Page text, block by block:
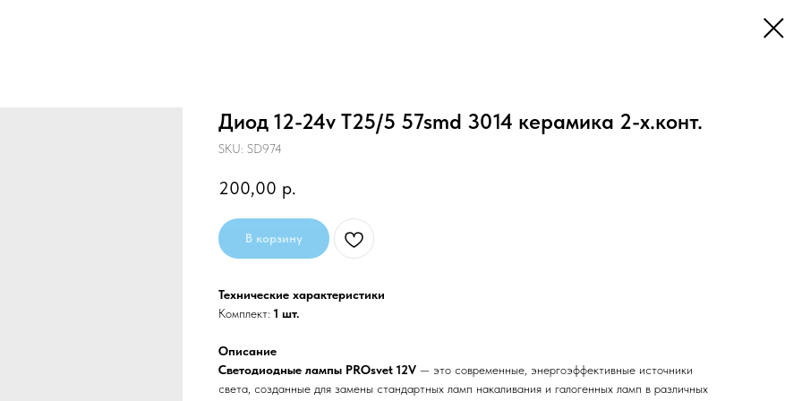
Диод 12-24v T25/5 57smd 3014 керамика 2-х.конт.
SKU: SD974
200,00 р.
В корзину
Технические характеристики
Комплект: 1 шт.
Описание
Светодиодные лампы PROsvet 12V — это современные, энергоэффективные источники
света, созданные для замены стандартных ламп накаливания и галогенных ламп в различных